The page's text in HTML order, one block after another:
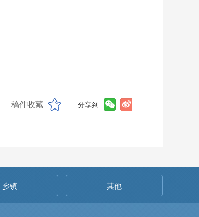
稿件收藏 分享到
乡镇 其他